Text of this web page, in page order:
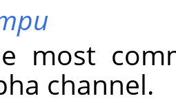
most
channel.